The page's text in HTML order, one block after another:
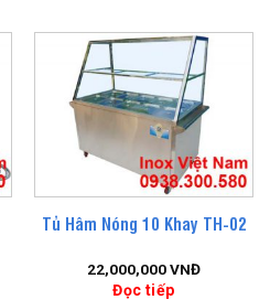
Tủ Hâm Nóng 10 Khay TH-02
22,000,000VNĐ
Đọc tiếp